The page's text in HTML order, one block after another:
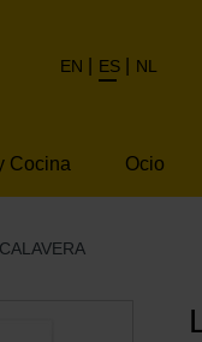
EN ES NL
Cocina Ocio